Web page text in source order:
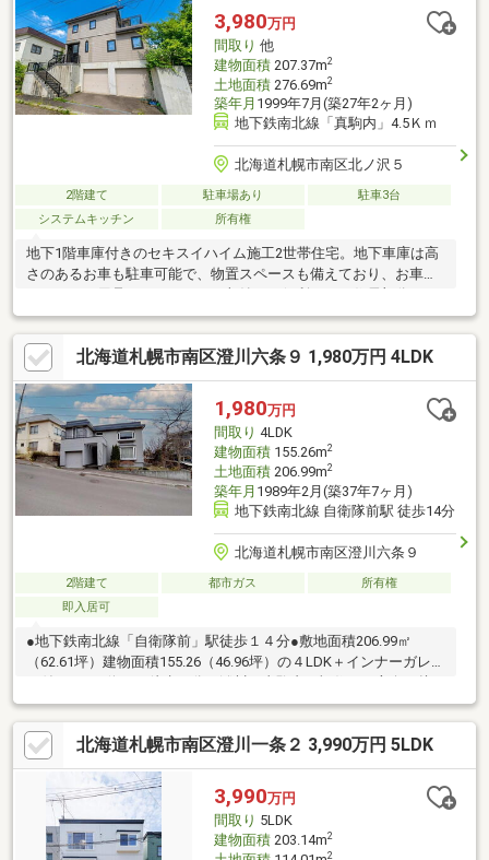
ご用意しております▼ ＜探し始めの方向け＞しっかりコース
(1h~)/サクッとコース(0.5h~) 詳しくは物件詳細下段の「イベ
ント情報」をご覧ください
3,980万円
間取り 他
建物面積207.37m2
土地面積276.69m2
築年月 1999年7月(築27年2ヶ月)
地下鉄南北線「真駒内」4.5Ｋｍ
北海道札幌市南区北ノ沢５
2階建て 駐車場あり
駐車3台
システムキッチン
所有権
地下1階車庫付きのセキスイハイム施工2世帯住宅。地下車庫は高
さのあるお車も駐車可能で、物置スペースも備えており、お車や
階・2階ともに約100㎡のゆとりある2LDKで、ご家族それぞれのプ
ライベートを大切にしながら快適に暮らせます。二方道路の角地
に位置し、日当たりも良好。札幌中心部へのアクセスも良好です
すきの近辺まで車で２０分ほどで着きます。二世帯住宅としては
もちろん、ご家族構成やライフスタイルに合わせて様々な使い方
をご検討いただけます。
北海道札幌市南区澄川六条９ 1,980万円 4LDK
1,980万円
間取り 4LDK
建物面積155.26m2
土地面積206.99m2
築年月 1989年2月(築37年7ヶ月)
地下鉄南北線 自衛隊前駅 徒歩14分
北海道札幌市南区澄川六条９
2階建て 都市ガス
所有権
即入居可
●地下鉄南北線「自衛隊前」駅徒歩１４分●敷地面積206.99㎡
（62.61坪）建物面積155.26（46.96坪）の４LDK＋インナーガレー
ジ付き●バス停まで徒歩２分・澄川・真駒内・福住と３方向に接
続できます。
北海道札幌市南区澄川一条２ 3,990万円 5LDK
3,990万円
間取り 5LDK
建物面積203.14m2
2